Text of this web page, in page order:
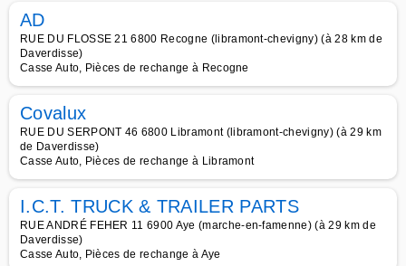
AD
RUE DU FLOSSE 21 6800 Recogne (libramont-chevigny) (à 28 km de
Daverdisse)
Casse Auto, Pièces de rechange à Recogne
Covalux
RUE DU SERPONT 46 6800 Libramont (libramont-chevigny) (à 29 km
de Daverdisse)
Casse Auto, Pièces de rechange à Libramont
I.C.T. TRUCK & TRAILER PARTS
RUE ANDRÉ FEHER 11 6900 Aye (marche-en-famenne) (à 29 km de
Daverdisse)
Casse Auto, Pièces de rechange à Aye